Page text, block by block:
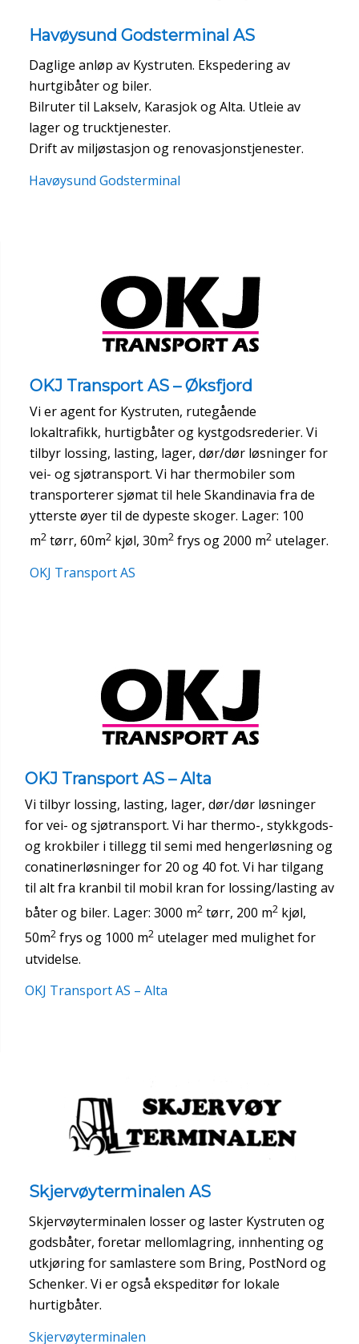
Havøysund Godsterminal AS
Daglige anløp av Kystruten. Ekspedering av
hurtgibåter og biler.
Bilruter til Lakselv, Karasjok og Alta. Utleie av
lager og trucktjenester.
Drift av miljøstasjon og renovasjonstjenester.
Havøysund Godsterminal
OKJ Transport AS – Øksfjord
Vi er agent for Kystruten, rutegående
lokaltrafikk, hurtigbåter og kystgodsrederier. Vi
tilbyr lossing, lasting, lager, dør/dør løsninger for
vei- og sjøtransport. Vi har thermobiler som
transporterer sjømat til hele Skandinavia fra de
ytterste øyer til de dypeste skoger. Lager: 100
m2 tørr, 60m2 kjøl, 30m2 frys og 2000 m2 utelager.
OKJ Transport AS
OKJ Transport AS – Alta
Vi tilbyr lossing, lasting, lager, dør/dør løsninger
for vei- og sjøtransport. Vi har thermo-, stykkgods-
og krokbiler i tillegg til semi med hengerløsning og
conatinerløsninger for 20 og 40 fot. Vi har tilgang
til alt fra kranbil til mobil kran for lossing/lasting av
båter og biler. Lager: 3000 m2 tørr, 200 m2 kjøl,
50m2 frys og 1000 m2 utelager med mulighet for
utvidelse.
OKJ Transport AS – Alta
Skjervøyterminalen AS
Skjervøyterminalen losser og laster Kystruten og
godsbåter, foretar mellomlagring, innhenting og
utkjøring for samlastere som Bring, PostNord og
Schenker. Vi er også ekspeditør for lokale
hurtigbåter.
Skjervøyterminalen